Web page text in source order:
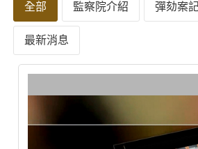
全部 監察院介紹 彈劾案
最新消息